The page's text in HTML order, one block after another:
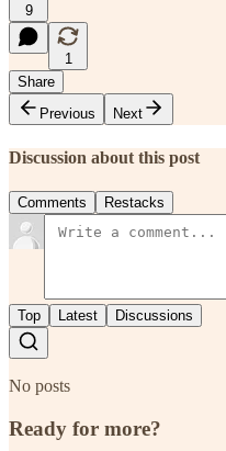
9
1
Share
Previous
Next
Discussion about this post
Comments Restacks
Top Latest Discussions
No posts
Ready for more?